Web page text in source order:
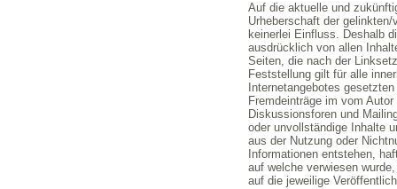
Auf die aktuelle und
Urheberschaft der
keinerlei Einfluss. Deshalb
ausdrücklich von allen
Seiten, die nach der
Feststellung gilt für alle
Internetangebotes
Fremdeinträge im vom
Diskussionsforen und
oder unvollständige Inhalte
aus der Nutzung oder
Informationen entstehen,
auf welche verwiesen
auf die jeweilige